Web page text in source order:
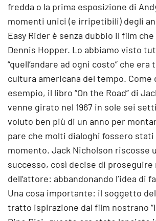
fredda o la prima esposizione di
momenti unici (e irripetibili) degli
Easy Rider è senza dubbio il film
Dennis Hopper. Lo abbiamo visto
“quell’andare ad ogni costo” che era
cultura americana del tempo. Come
esempio, il libro “On the Road” di
venne girato nel 1967 in sole sei
voluto ben più di un anno per
pare che molti dialoghi fossero
momento. Jack Nicholson riscosse
successo, così decise di proseguire
dell’attore: abbandonando l’idea di
Una cosa importante: il soggetto
tratto ispirazione dal film nostrano